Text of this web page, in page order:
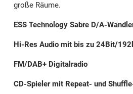
große Räume.
ESS Technology Sabre D/A-
Hi-Res Audio mit bis zu 24Bit/
FM/DAB+ Digitalradio
CD-Spieler mit Repeat- und